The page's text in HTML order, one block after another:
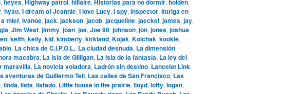
, heyes, Highway patrol, hillaire, Historias para no dormir, holden,
, hyatt, I dream of Jeannie, I love Lucy, I spy, inspector, Intriga en
thief, Ivanoe, jack, jackson, jacob, jacqueline, jaeckel, james, jay,
, Jim West, jimmy, joan, joe, Joe 90, johnson, jon, jones, joshua,
, keith, kelly, kid, kimberly, kirkland, Kojak, Kolchak, kookie,
, La chica de C.I.P.O.L., La ciudad desnuda, La dimensión
macabra, La isla de Gilligan, La isla de la fantasía, La ley del
maravilla, La novicia voladora, Ladrón sin destino, Lancelot Link,
aventuras de Guillermo Tell, Las calles de San Francisco, Las
, linda, lista, listado, Little house in the prairie, lloyd, lofty, logan,